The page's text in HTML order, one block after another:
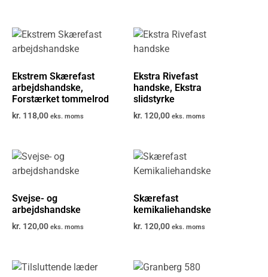
Ekstrem Skærefast
arbejdshandske,
Forstærket tommelrod
kr. 118,00 eks. moms
Ekstra Rivefast
handske, Ekstra
slidstyrke
kr. 120,00 eks. moms
Svejse- og
arbejdshandske
kr. 120,00 eks. moms
Skærefast
kemikaliehandske
kr. 120,00 eks. moms